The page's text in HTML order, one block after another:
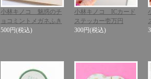
小林キノコ 魅惑のチ
ョコミントメガネふき
500円(税込)
小林キノコ ICカード
ステッカー壱万円
300円(税込)